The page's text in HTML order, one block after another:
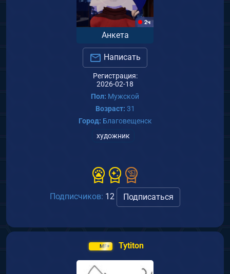
2ч
Анкета
Написать
Регистрация:
2026-02-18
Пол: Мужской
Возраст: 31
Город: Благовещенск
художник
Подписчиков: 12 Подписаться
MF+ Tytiton